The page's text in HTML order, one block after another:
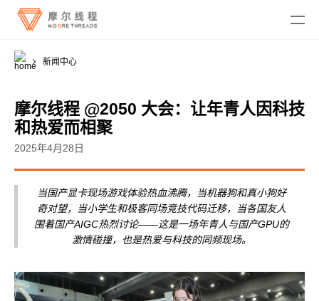
MTT KUAE
MTT SGX5000
MTT AICUBE
智娱摩方
MTT S5000
MTT S4000
MTT S2000
MUSA SDK
Moore Perf System
摩笔马良
融合智算中心
DigitalME 数字人
AI Reality
AI 推理
云电脑
工业设计与制造
广播与专业音视频
新闻中心
摩尔线程 @2050 大会：让年青人因科技
和热爱而相聚
2025年4月28日
当国产显卡现场游戏体验热血沸腾，当机器狗和真小狗好
奇对望，当小学生和极客同场竞技代码迁移，当各国友人
围着国产AIGC热烈讨论——这是一场年青人与国产GPU的
激情碰撞，也是热爱与科技的同频现场。